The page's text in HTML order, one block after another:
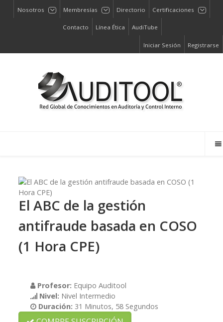
Nosotros Membresías Directorio Certificaciones
Contacto Línea Ética AudiTube
Iniciar Sesión Registrarse
El ABC de la gestión
antifraude basada en COSO
(1 Hora CPE)
Profesor: Equipo Auditool
Nivel: Nivel Intermedio
Duración: 31 Minutos, 58 Segundos